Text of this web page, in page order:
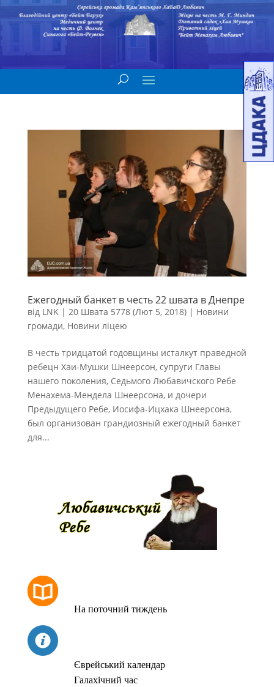
Ежегодный банкет в честь 22 швата в Днепре
від LNK | 20 Швата 5778 (Лют 5, 2018)| Новини
громади, Новини ліцею
В честь тридцатой годовщины исталкут праведной
ребецн Хаи-Мушки Шнеерсон, супруги Главы
нашего поколения, Седьмого Любавичского Ребе
Менахема-Мендела Шнеерсона, и дочери
Предыдущего Ребе, Иосифа-Ицхака Шнеерсона,
был организован грандиозный ежегодный банкет
для...
На поточний тиждень
Єврейський календар
Галахічний час